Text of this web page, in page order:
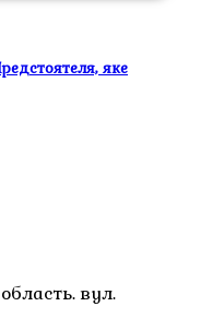
яке
вул.